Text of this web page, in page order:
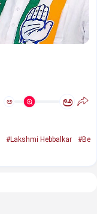
ಅ ಅ
#Lakshmi Hebbalkar
#Be